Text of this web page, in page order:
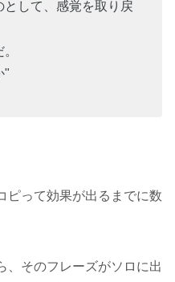
して、感覚を取り戻
"
ピって効果が出るまでに数
、そのフレーズがソロに出